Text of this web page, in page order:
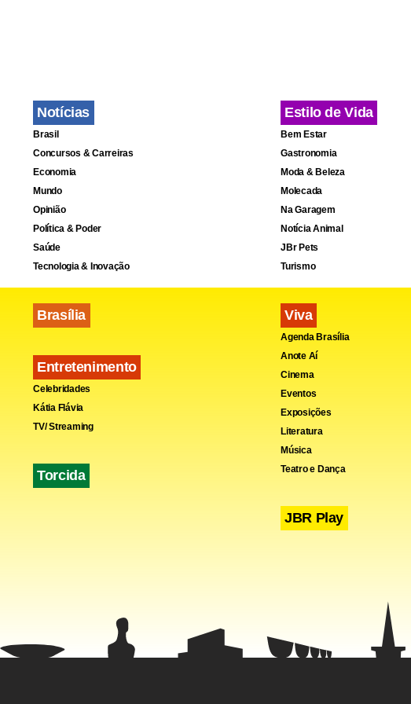
Facebook
Notícias
Brasil
Concursos & Carreiras
Economia
Mundo
Opinião
Política & Poder
Saúde
Tecnologia & Inovação
Brasília
Entretenimento
Celebridades
Kátia Flávia
TV/ Streaming
Torcida
Estilo de Vida
Bem Estar
Gastronomia
Moda & Beleza
Molecada
Na Garagem
Notícia Animal
JBr Pets
Turismo
Viva
Agenda Brasília
Anote Aí
Cinema
Eventos
Exposições
Literatura
Música
Teatro e Dança
JBR Play